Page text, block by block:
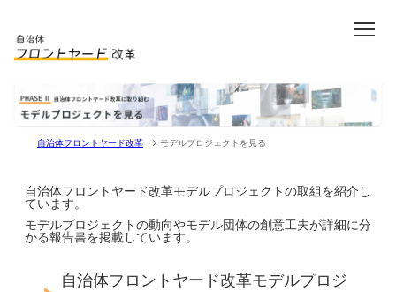
ウェブサイトのメインコンテンツ
サブビジュアル
自治体フロントヤード改革 モデルプロジェクトを見る
自治体フロントヤード改革モデルプロジェクトの取組を紹介し
ています。
モデルプロジェクトの動向やモデル団体の創意工夫が詳細に分
かる報告書を掲載しています。
自治体フロントヤード改革モデルプロジ